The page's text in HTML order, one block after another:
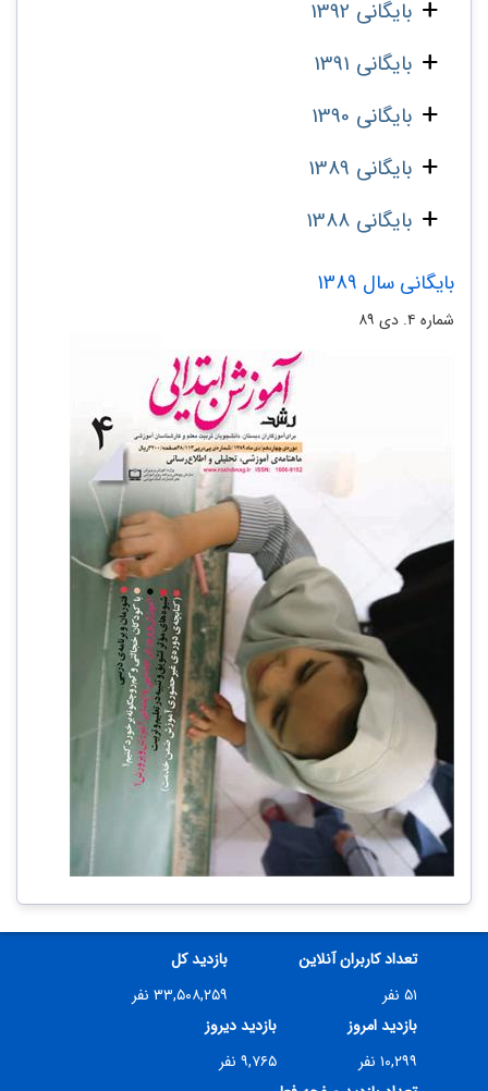
بایگانی 1392
بایگانی 1391
بایگانی 1390
بایگانی 1389
بایگانی 1388
بایگانی سال 1389
شماره‌ ۴. دی ۸۹
تعداد کاربران آنلاین
۵۱ نفر
بازدید کل
۳۳,۵۰۸,۲۵۹ نفر
بازدید امروز
۱۰,۲۹۹ نفر
بازدید دیروز
۹,۷۶۵ نفر